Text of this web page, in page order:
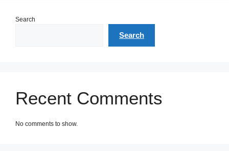
Search
Search
Recent Comments
No comments to show.